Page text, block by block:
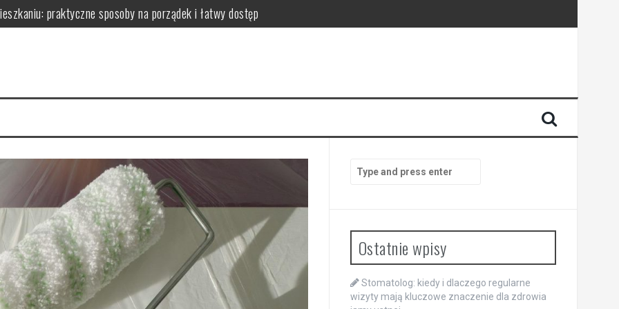
praktyczne sposoby na porządek i łatwy dostęp
wybrać i zamontować funkcjonalną przegrodę ze szkła hartowanego
dodają przestrzeni, a kiedy mogą przeszkadzać?
– praktyczne porady wyboru, montażu i aranżacji przestrzeni
for:
Ostatnie wpisy
Stomatolog: kiedy i dlaczego regularne
wizyty mają kluczowe znaczenie dla zdrowia